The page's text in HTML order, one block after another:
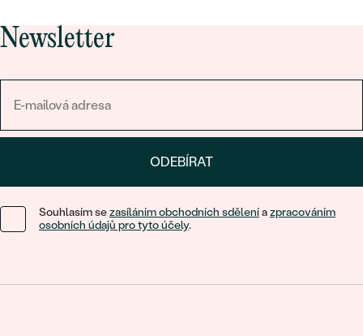
Newsletter
ODEBÍRAT
Souhlasím sezasíláním obchodních sděleníazpracováním
osobních údajů pro tyto účely.